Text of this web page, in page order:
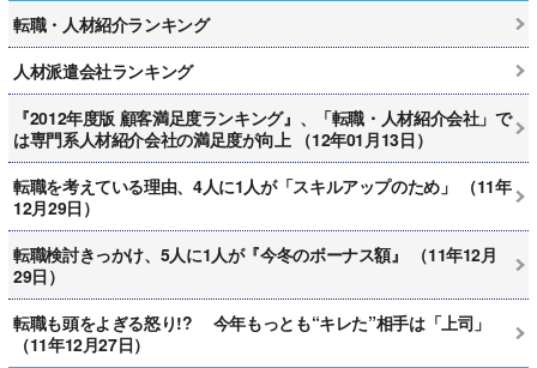
転職・人材紹介ランキング
人材派遣会社ランキング
『2012年度版 顧客満足度ランキング』、「転職・人材紹介会社」で
は専門系人材紹介会社の満足度が向上 （12年01月13日）
転職を考えている理由、4人に1人が「スキルアップのため」 （11年
12月29日）
転職検討きっかけ、5人に1人が『今冬のボーナス額』 （11年12月
29日）
転職も頭をよぎる怒り!? 今年もっとも“キレた”相手は「上司」
（11年12月27日）